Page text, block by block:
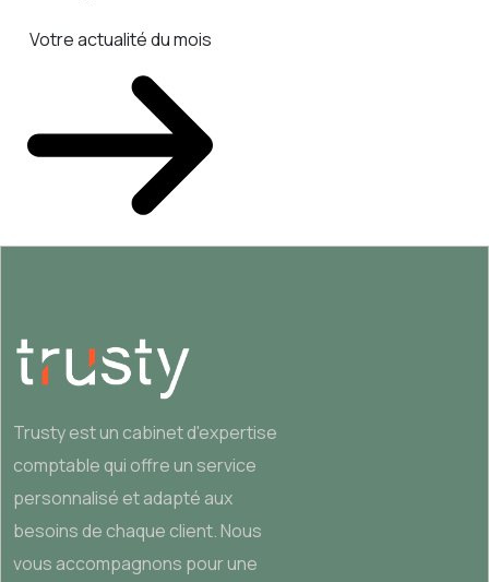
Votre actualité du mois
Trusty est un cabinet d'expertise
comptable qui offre un service
personnalisé et adapté aux
besoins de chaque client. Nous
vous accompagnons pour une